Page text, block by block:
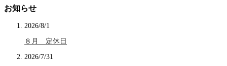
お知らせ
2026/8/1
８月 定休日
2026/7/31